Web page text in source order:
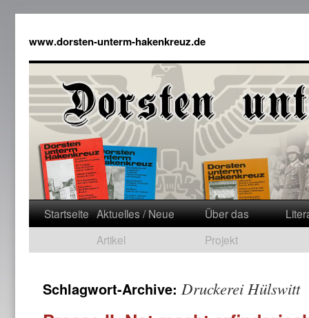
www.dorsten-unterm-hakenkreuz.de
Startseite Aktuelles / Neue
Artikel
Über das
Projekt
Schlagwort-Archive: Druckerei Hülswitt